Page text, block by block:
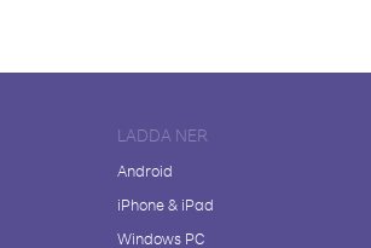
LADDA NER
Android
iPhone & iPad
Windows PC